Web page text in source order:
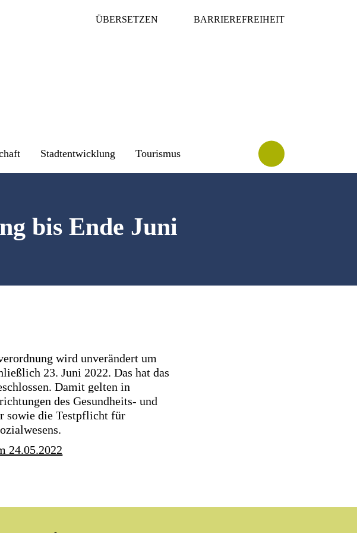
ÜBERSETZEN BARRIEREFREIHEIT
Stadtentwicklung Tourismus
bis Ende Juni
wird unverändert um
23. Juni 2022. Das hat das
Damit gelten in
des Gesundheits- und
sowie die Testpflicht für
24.05.2022